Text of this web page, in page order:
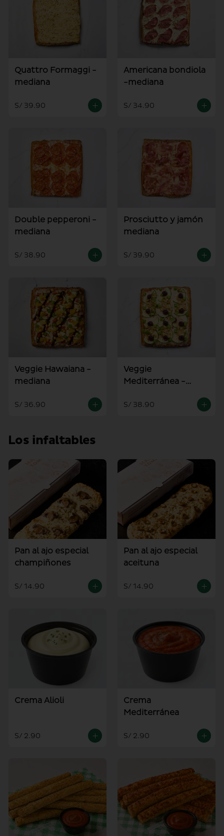
Quattro Formaggi -
mediana
S/ 39.90
Americana bondiola
-mediana
S/ 34.90
Double pepperoni -
mediana
S/ 38.90
Prosciutto y jamón
mediana
S/ 39.90
Veggie Hawaiana -
mediana
S/ 36.90
Veggie
Mediterránea -
S/ 38.90
Los infaltables
Pan al ajo especial
champiñones
S/ 14.90
Pan al ajo especial
aceituna
S/ 14.90
Crema Alioli
S/ 2.90
Crema
Mediterránea
S/ 2.90